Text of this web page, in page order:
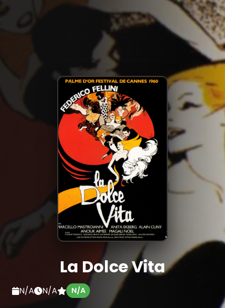
La Dolce Vita
N/A N/A N/A